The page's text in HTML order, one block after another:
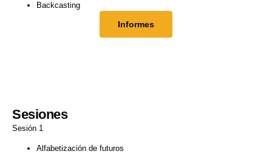
Backcasting
Informes
Sesiones
Sesión 1
Alfabetización de futuros